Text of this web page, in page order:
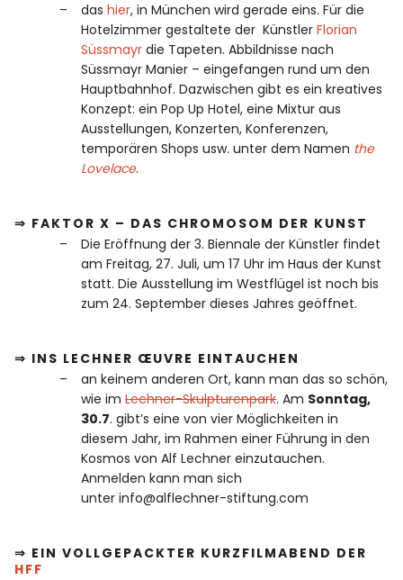
dashier, in München wird gerade eins. Für die
Hotelzimmer gestaltete der KünstlerFlorian
Süssmayr die Tapeten. Abbildnisse nach
Süssmayr Manier – eingefangen rund um den
Hauptbahnhof. Dazwischen gibt es ein kreatives
Konzept: ein Pop Up Hotel, eine Mixtur aus
Ausstellungen, Konzerten, Konferenzen,
temporären Shops usw. unter dem Namen the
Lovelace.
⇒ FAKTOR X – DAS CHROMOSOM DER KUNST
Die Eröffnung der 3. Biennale der Künstler findet
am Freitag, 27. Juli, um 17 Uhr im Haus der Kunst
statt. Die Ausstellung im Westflügel ist noch bis
zum 24. September dieses Jahres geöffnet.
⇒ INS LECHNER ŒUVRE EINTAUCHEN
an keinem anderen Ort, kann man das so schön,
wie imLechner-Skulpturenpark. Am Sonntag,
30.7. gibt’s eine von vier Möglichkeiten in
diesem Jahr, im Rahmen einer Führung in den
Kosmos von Alf Lechner einzutauchen.
Anmelden kann man sich
unter info@alflechner-stiftung.com
⇒ EIN VOLLGEPACKTER KURZFILMABEND DER
HFF